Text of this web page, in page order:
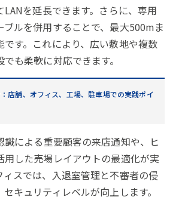
LANを延長できます。さらに、専用
ブルを併用することで、最大500mま
です。これにより、広い敷地や複数
も柔軟に対応できます。
店舗、オフィス、工場、駐車場での実践ポイ
識による重要顧客の来店通知や、ヒ
用した売場レイアウトの最適化が実
ィスでは、入退室管理と不審者の侵
キュリティレベルが向上します。